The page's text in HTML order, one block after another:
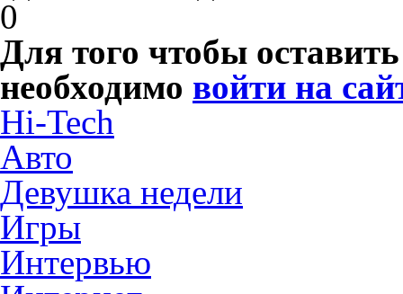
0
Для того чтобы
необходимо войти на
Hi-Tech
Авто
Девушка недели
Игры
Интервью